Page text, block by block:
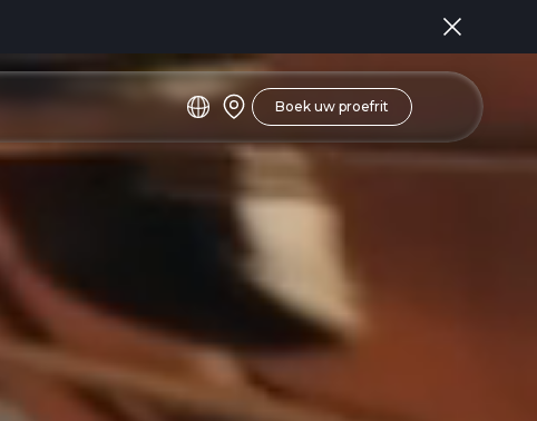
Boek uw proefrit